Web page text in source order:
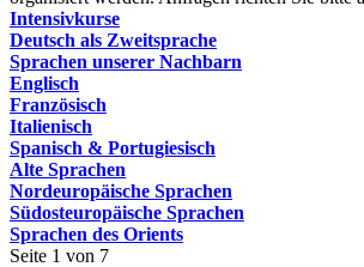
Intensivkurse
Deutsch als Zweitsprache
Sprachen unserer Nachbarn
Englisch
Französisch
Italienisch
Spanisch & Portugiesisch
Alte Sprachen
Nordeuropäische Sprachen
Südosteuropäische Sprachen
Sprachen des Orients
Seite 1 von 7